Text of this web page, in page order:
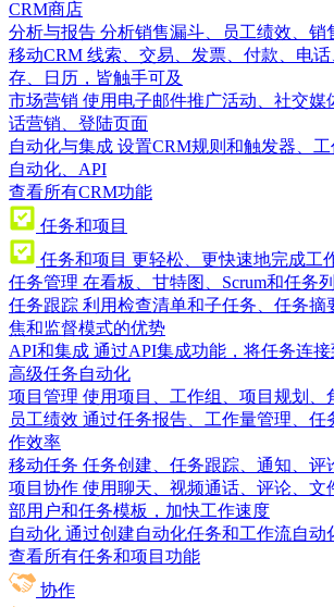
CRM商店
分析与报告 分析销售漏斗、员工绩效、销
移动CRM 线索、交易、发票、付款、电
存、日历，皆触手可及
市场营销 使用电子邮件推广活动、社交媒
话营销、登陆页面
自动化与集成 设置CRM规则和触发器、
自动化、API
查看所有CRM功能
任务和项目
任务和项目 更轻松、更快速地完成工
任务管理 在看板、甘特图、Scrum和任务
任务跟踪 利用检查清单和子任务、任务摘
焦和监督模式的优势
API和集成 通过API集成功能，将任务连
高级任务自动化
项目管理 使用项目、工作组、项目规划、
员工绩效 通过任务报告、工作量管理、任
作效率
移动任务 任务创建、任务跟踪、通知、评
项目协作 使用聊天、视频通话、评论、文
部用户和任务模板，加快工作速度
自动化 通过创建自动化任务和工作流自动
查看所有任务和项目功能
协作